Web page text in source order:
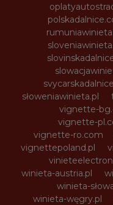
słoweniawinieta.pl
vignette-
vignette-
vignette-ro.com
vignettepoland.pl
winieta-austria.pl
winieta-
winieta-węgry.pl